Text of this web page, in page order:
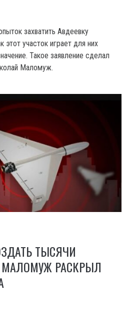
захватить Авдеевку
этот участок играет для них
Такое заявление сделал
Маломуж.
ТЫСЯЧИ
РАСКРЫЛ